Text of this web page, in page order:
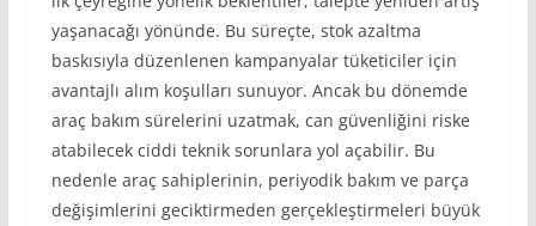
yaşanacağı yönünde. Bu süreçte, stok azaltma
baskısıyla düzenlenen kampanyalar tüketiciler için
avantajlı alım koşulları sunuyor. Ancak bu dönemde
araç bakım sürelerini uzatmak, can güvenliğini riske
atabilecek ciddi teknik sorunlara yol açabilir. Bu
nedenle araç sahiplerinin, periyodik bakım ve parça
değişimlerini geciktirmeden gerçekleştirmeleri büyük